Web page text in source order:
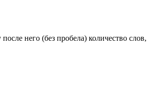
него (без пробела) количество слов,